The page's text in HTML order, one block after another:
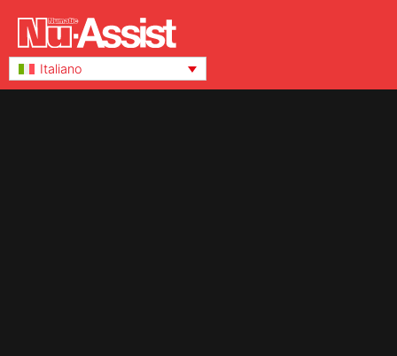
Italiano